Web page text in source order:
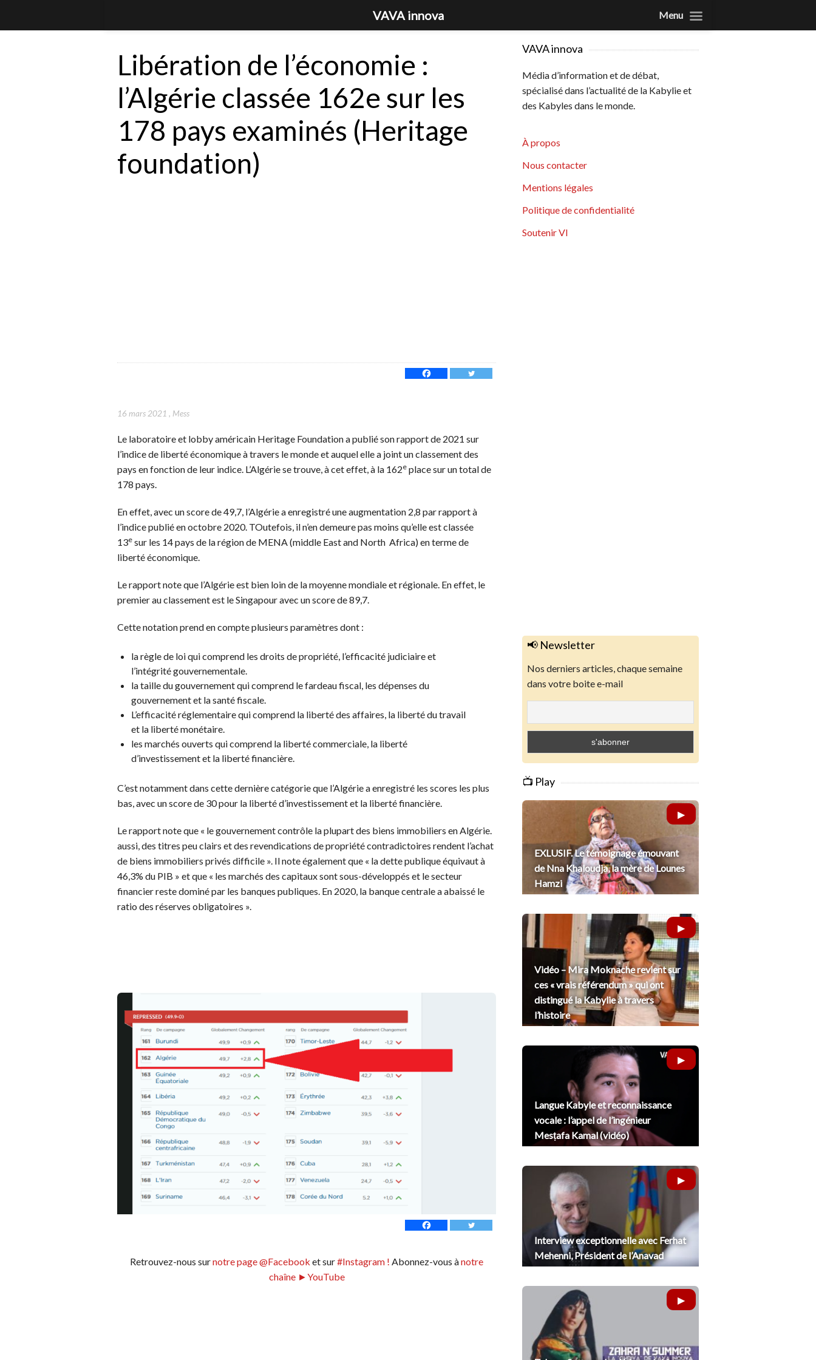
Libération de l’économie :
l’Algérie classée 162e sur les
178 pays examinés (Heritage
foundation)
16 mars 2021 , Mess
Le laboratoire et lobby américain Heritage Foundation a publié son rapport de 2021 sur
l’indice de liberté économique à travers le monde et auquel elle a joint un classement des
pays en fonction de leur indice. L’Algérie se trouve, à cet effet, à la 162e place sur un total de
178 pays.
En effet, avec un score de 49,7, l’Algérie a enregistré une augmentation 2,8 par rapport à
l’indice publié en octobre 2020. TOutefois, il n’en demeure pas moins qu’elle est classée
13e sur les 14 pays de la région de MENA (middle East and North Africa) en terme de
liberté économique.
Le rapport note que l’Algérie est bien loin de la moyenne mondiale et régionale. En effet, le
premier au classement est le Singapour avec un score de 89,7.
Cette notation prend en compte plusieurs paramètres dont :
la règle de loi qui comprend les droits de propriété, l’efficacité judiciaire et
l’intégrité gouvernementale.
la taille du gouvernement qui comprend le fardeau fiscal, les dépenses du
gouvernement et la santé fiscale.
L’efficacité réglementaire qui comprend la liberté des affaires, la liberté du travail
et la liberté monétaire.
les marchés ouverts qui comprend la liberté commerciale, la liberté
d’investissement et la liberté financière.
C’est notamment dans cette dernière catégorie que l’Algérie a enregistré les scores les plus
bas, avec un score de 30 pour la liberté d’investissement et la liberté financière.
Le rapport note que « le gouvernement contrôle la plupart des biens immobiliers en Algérie.
aussi, des titres peu clairs et des revendications de propriété contradictoires rendent l’achat
de biens immobiliers privés difficile ». Il note également que « la dette publique équivaut à
46,3% du PIB » et que « les marchés des capitaux sont sous-développés et le secteur
financier reste dominé par les banques publiques. En 2020, la banque centrale a abaissé le
ratio des réserves obligatoires ».
Retrouvez-nous surnotre page @Facebook et sur#Instagram ! Abonnez-vous ànotre
chaîne ►YouTube
VAVA innova
Média d’information et de débat,
spécialisé dans l’actualité de la Kabylie et
des Kabyles dans le monde.
À propos
Nous contacter
Mentions légales
Politique de confidentialité
Soutenir VI
📢 Newsletter
Nos derniers articles, chaque semaine
dans votre boite e-mail
📺 Play
EXLUSIF. Le témoignage émouvant
de Nna Khaloudja, la mère de Lounes
Hamzi
Vidéo – Mira Moknache revient sur
ces « vrais référendum » qui ont
distingué la Kabylie à travers
l’histoire
Langue Kabyle et reconnaissance
vocale : l’appel de l’ingénieur
Mesṭafa Kamal (vidéo)
Interview exceptionnelle avec Ferhat
Mehenni, Président de l’Anavad
VAVA innova Menu